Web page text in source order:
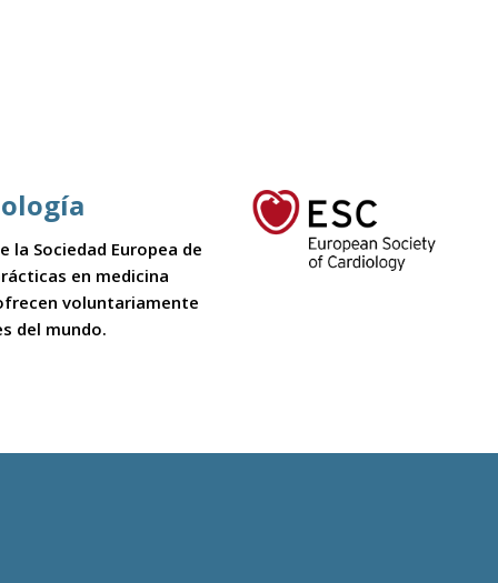
Sociedad Europea de
en medicina
voluntariamente
del mundo.